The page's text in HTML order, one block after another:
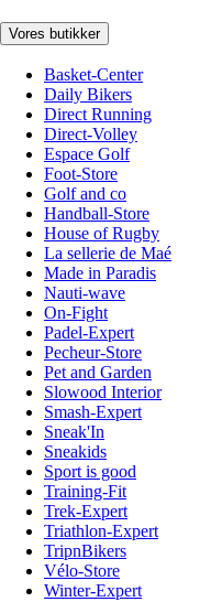
Vores butikker
Basket-Center
Daily Bikers
Direct Running
Direct-Volley
Espace Golf
Foot-Store
Golf and co
Handball-Store
House of Rugby
La sellerie de Maé
Made in Paradis
Nauti-wave
On-Fight
Padel-Expert
Pecheur-Store
Pet and Garden
Slowood Interior
Smash-Expert
Sneak'In
Sneakids
Sport is good
Training-Fit
Trek-Expert
Triathlon-Expert
TripnBikers
Vélo-Store
Winter-Expert